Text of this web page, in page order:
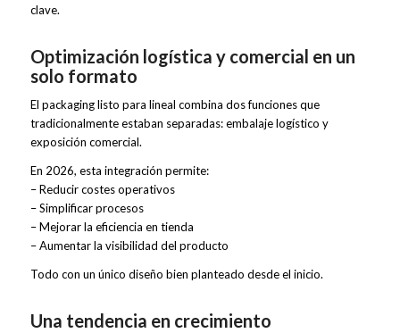
clave.
Optimización logística y comercial en un
solo formato
El packaging listo para lineal combina dos funciones que
tradicionalmente estaban separadas: embalaje logístico y
exposición comercial.
En 2026, esta integración permite:
– Reducir costes operativos
– Simplificar procesos
– Mejorar la eficiencia en tienda
– Aumentar la visibilidad del producto
Todo con un único diseño bien planteado desde el inicio.
Una tendencia en crecimiento